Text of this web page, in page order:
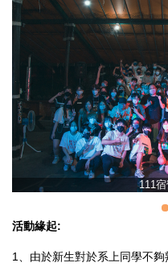
111宿
活動緣起:
1、由於新生對於系上同學不